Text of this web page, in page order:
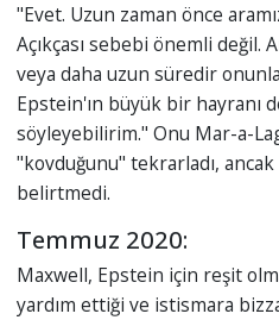
"Evet. Uzun zaman önce
Açıkçası sebebi önemli değil.
veya daha uzun süredir
Epstein'ın büyük bir hayranı
söyleyebilirim." Onu Mar-a-
"kovduğunu" tekrarladı,
belirtmedi.
Temmuz 2020:
Maxwell, Epstein için reşit
yardım ettiği ve istismara